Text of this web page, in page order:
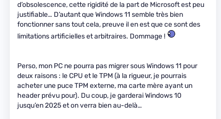
d’obsolescence, cette rigidité de la part de Microsoft est peu
justifiable… D’autant que Windows 11 semble très bien
fonctionner sans tout cela, preuve il en est que ce sont des
limitations artificielles et arbitraires. Dommage !
Perso, mon PC ne pourra pas migrer sous Windows 11 pour
deux raisons : le CPU et le TPM (à la rigueur, je pourrais
acheter une puce TPM externe, ma carte mère ayant un
header prévu pour). Du coup, je garderai Windows 10
jusqu’en 2025 et on verra bien au-delà…